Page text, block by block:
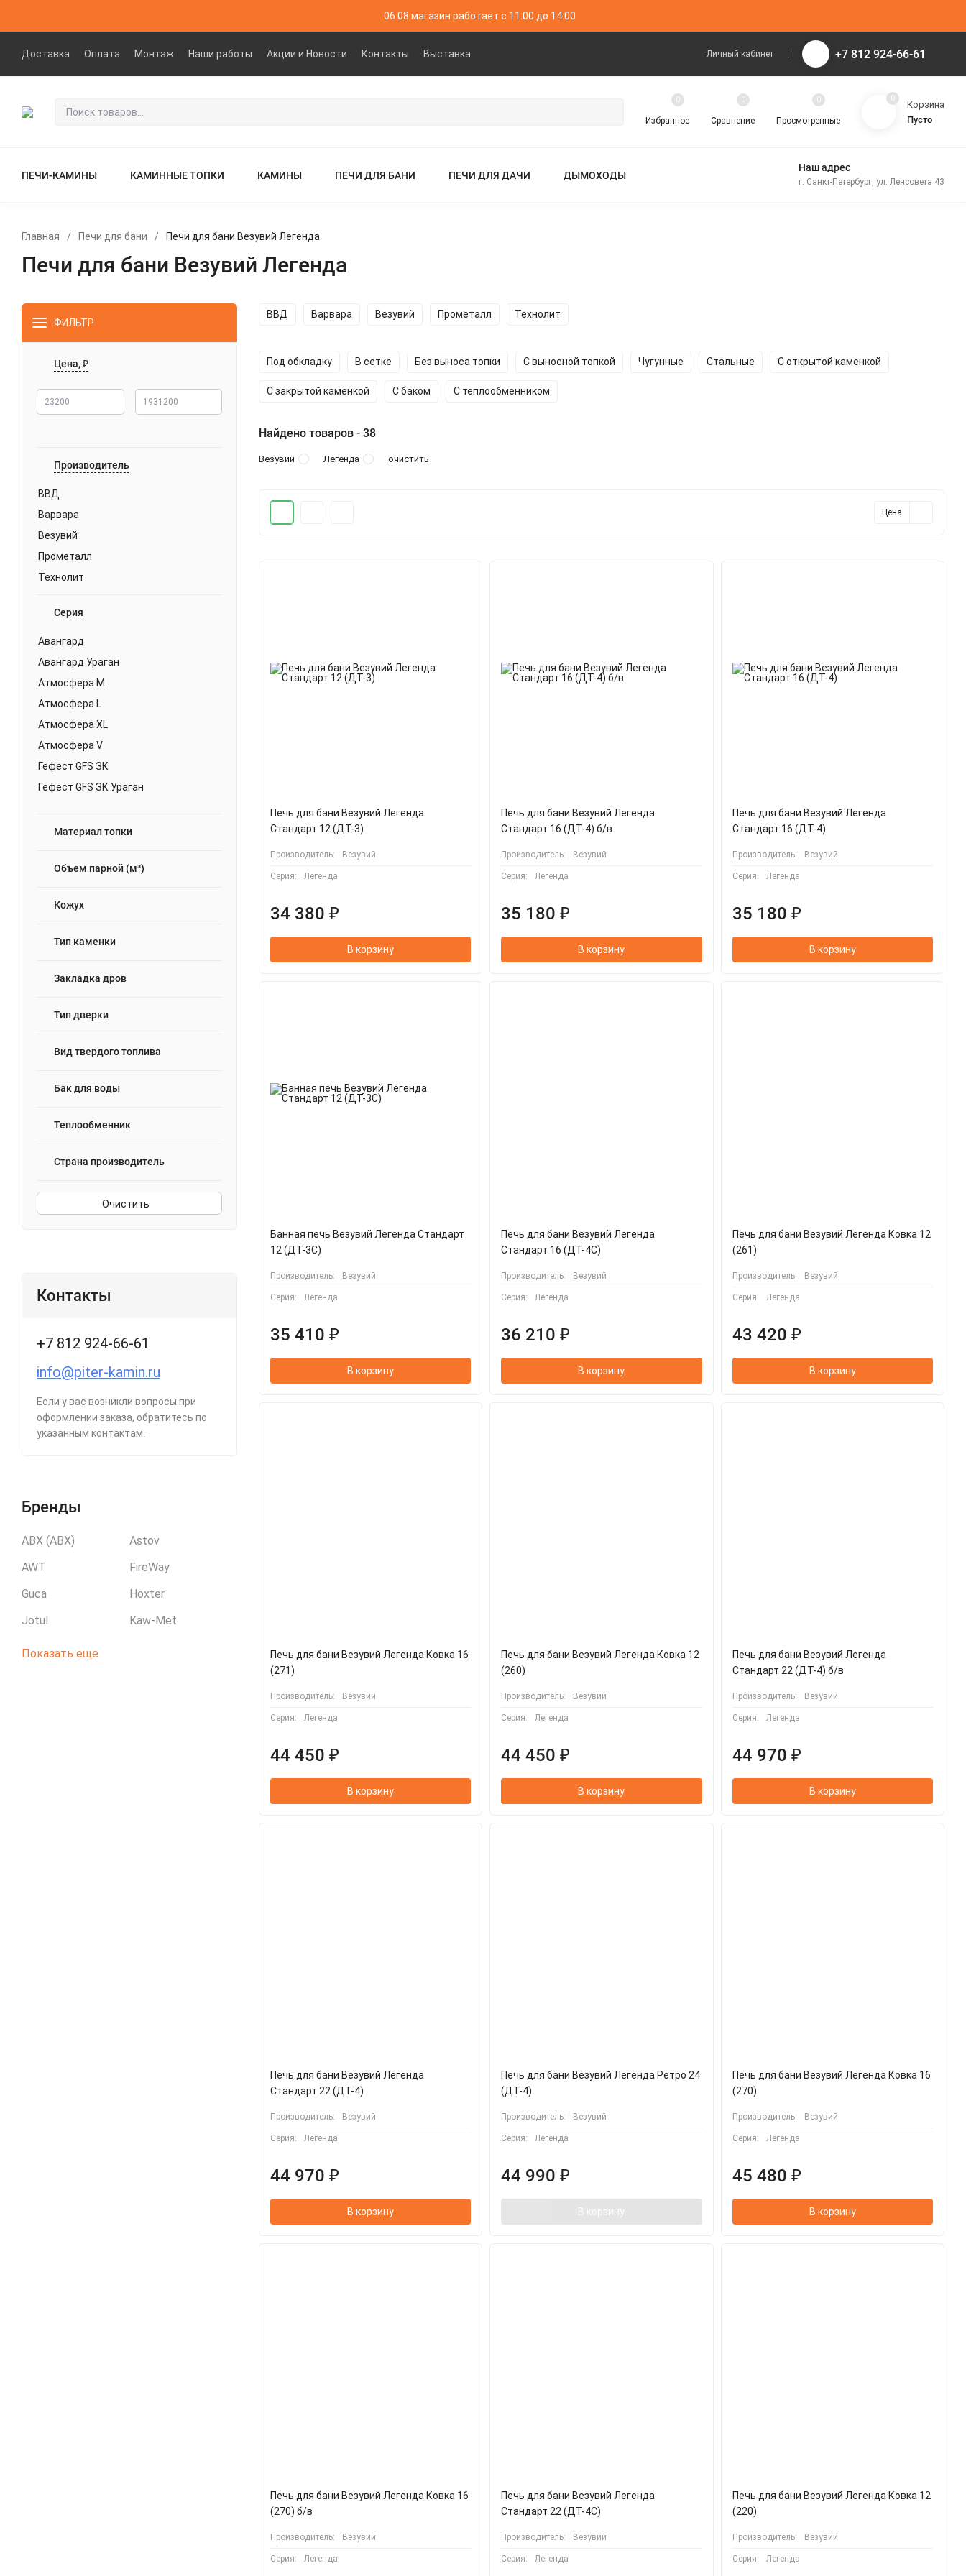
06.08 магазин работает с 11:00 до 14:00
Доставка Оплата Монтаж Наши работы Акции и Новости Контакты Выставка Личный кабинет +7 812 924-66-61
Избранное
0
Сравнение
0
Просмотренные
0 0
Корзина
Пусто
ПЕЧИ-КАМИНЫ КАМИННЫЕ ТОПКИ КАМИНЫ ПЕЧИ ДЛЯ БАНИ ПЕЧИ ДЛЯ ДАЧИ ДЫМОХОДЫ
Наш адрес
г. Санкт-Петербург, ул. Ленсовета 43
Главная / Печи для бани / Печи для бани Везувий Легенда
Печи для бани Везувий Легенда
ФИЛЬТР
Цена, ₽
Производитель
ВВД
Варвара
Везувий
Прометалл
Технолит
Серия
Авангард
Авангард Ураган
Атмосфера M
Атмосфера L
Атмосфера XL
Атмосфера V
Гефест GFS ЗК
Гефест GFS ЗК Ураган
Гроза Ураган
Гром Ураган
Искандер Ураган
Лава
Легенда Русский пар
Оптимум
Сенсация
Скиф
Терма Сказка
Эйфория
Материал топки
Объем парной (м³)
Кожух
Тип каменки
Закладка дров
Тип дверки
Вид твердого топлива
Бак для воды
Теплообменник
Страна производитель
Очистить
Контакты
+7 812 924-66-61
info@piter-kamin.ru
Если у вас возникли вопросы при
оформлении заказа, обратитесь по
указанным контактам.
Бренды
ABX (АВХ)
Astov
AWT
FireWay
Guca
Hoxter
Jotul
Kaw-Met
Показать еще
ВВД Варвара Везувий Прометалл Технолит
Под обкладку В сетке Без выноса топки С выносной топкой Чугунные Стальные С открытой каменкой
С закрытой каменкой С баком С теплообменником
Найдено товаров - 38
Везувий Легенда очистить
Цена
Печь для бани Везувий Легенда
Стандарт 12 (ДТ-3)
Производитель: Везувий
Серия: Легенда
34 380 ₽
В корзину
Печь для бани Везувий Легенда
Стандарт 16 (ДТ-4) б/в
Производитель: Везувий
Серия: Легенда
35 180 ₽
В корзину
Печь для бани Везувий Легенда
Стандарт 16 (ДТ-4)
Производитель: Везувий
Серия: Легенда
35 180 ₽
В корзину
Банная печь Везувий Легенда Стандарт
12 (ДТ-3С)
Производитель: Везувий
Серия: Легенда
35 410 ₽
В корзину
Печь для бани Везувий Легенда
Стандарт 16 (ДТ-4С)
Производитель: Везувий
Серия: Легенда
36 210 ₽
В корзину
Печь для бани Везувий Легенда Ковка 12
(261)
Производитель: Везувий
Серия: Легенда
43 420 ₽
В корзину
Печь для бани Везувий Легенда Ковка 16
(271)
Производитель: Везувий
Серия: Легенда
44 450 ₽
В корзину
Печь для бани Везувий Легенда Ковка 12
(260)
Производитель: Везувий
Серия: Легенда
44 450 ₽
В корзину
Печь для бани Везувий Легенда
Стандарт 22 (ДТ-4) б/в
Производитель: Везувий
Серия: Легенда
44 970 ₽
В корзину
Печь для бани Везувий Легенда
Стандарт 22 (ДТ-4)
Производитель: Везувий
Серия: Легенда
44 970 ₽
В корзину
Печь для бани Везувий Легенда Ретро 24
(ДТ-4)
Производитель: Везувий
Серия: Легенда
44 990 ₽
В корзину
Печь для бани Везувий Легенда Ковка 16
(270)
Производитель: Везувий
Серия: Легенда
45 480 ₽
В корзину
Печь для бани Везувий Легенда Ковка 16
(270) б/в
Производитель: Везувий
Серия: Легенда
Печь для бани Везувий Легенда
Стандарт 22 (ДТ-4С)
Производитель: Везувий
Серия: Легенда
Печь для бани Везувий Легенда Ковка 12
(220)
Производитель: Везувий
Серия: Легенда